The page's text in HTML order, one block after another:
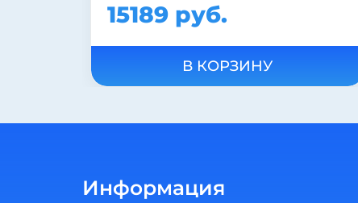
17550 руб.
В КОРЗИНУ
Информация